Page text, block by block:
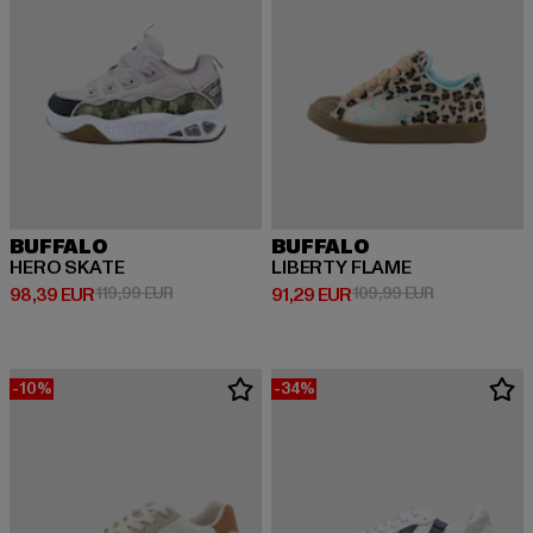
BUFFALO
HERO SKATE
98,39 EUR
Prix courant: 98,39 EUR
119,99 EURPrix en promotion: 119,99 EUR
BUFFALO
LIBERTY FLAME
91,29 EUR
Prix courant: 91,29 EUR
109,99 EURPrix en
-10% -34%